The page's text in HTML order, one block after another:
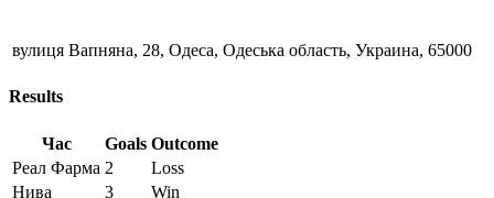
вулиця Вапняна, 28, Одеса, Одеська область, Украина, 65000
Results
Час Goals Outcome
Реал Фарма 2
Loss
Нива
3 Win